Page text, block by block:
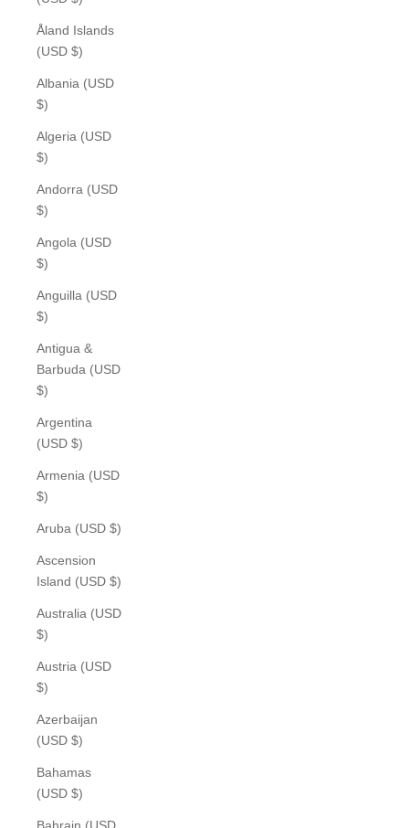
Åland Islands
(USD $)
Albania (USD
$)
Algeria (USD
$)
Andorra (USD
$)
Angola (USD
$)
Anguilla (USD
$)
Antigua &
Barbuda (USD
$)
Argentina
(USD $)
Armenia (USD
$)
Aruba (USD $)
Ascension
Island (USD $)
Australia (USD
$)
Austria (USD
$)
Azerbaijan
(USD $)
Bahamas
(USD $)
Bahrain (USD